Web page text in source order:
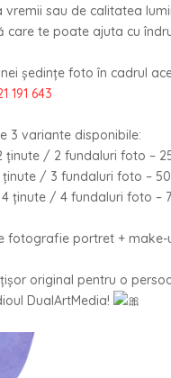
vremii sau de calitatea
care te poate ajuta cu
ședințe foto în cadrul
191 643
3 variante disponibile:
ținute / 2 fundaluri foto –
ținute / 3 fundaluri foto –
4 ținute / 4 fundaluri foto –
fotografie portret +
original pentru o
DualArtMedia!